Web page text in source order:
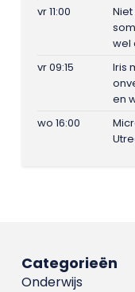
vr 11:00
wel
vr 09:15
Iris
en
wo 16:00
Categorieën
Onderwijs